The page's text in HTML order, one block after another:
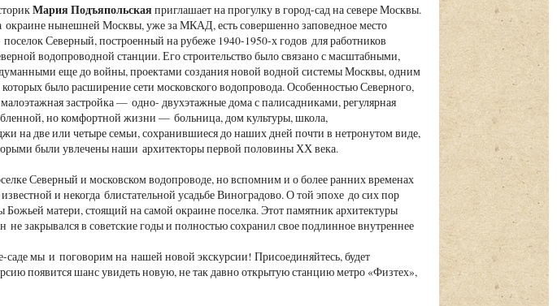
Мария Подъяпольская приглашает на прогулку в город-сад на севере Москвы.
окраине нынешней Москвы, уже за МКАД, есть совершенно заповедное место
Северный, построенный на рубеже 1940-1950-х годов для работников
водопроводной станции. Его строительство было связано с масштабными,
еще до войны, проектами создания новой водной системы Москвы, одним
которых было расширение сети московского водопровода. Особенностью Северного,
застройка — одно- двухэтажные дома с палисадниками, регулярная
но комфортной жизни — больница, дом культуры, школа,
на две или четыре семьи, сохранившиеся до наших дней почти в нетронутом виде,
были увлечены наши архитекторы первой половины ХХ века.
Северный и московском водопроводе, но вспомним и о более ранних временах
и некогда блистательной усадьбе Виноградово. О той эпохе до сих пор
матери, стоящий на самой окраине поселка. Этот памятник архитектуры
закрывался в советские годы и полностью сохранил свое подлинное внутреннее
саде мы и поговорим на нашей новой экскурсии! Присоединяйтесь, будет
появится шанс увидеть новую, не так давно открытую станцию метро «Физтех»,